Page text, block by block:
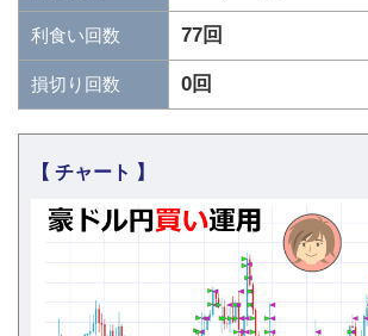
利食い回数 77回
損切り回数 0回
【 チャート 】